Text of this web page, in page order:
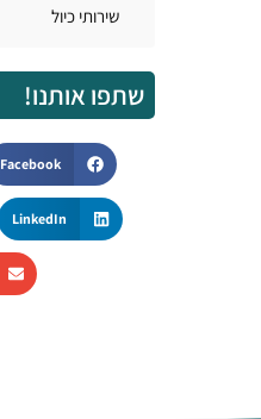
שירותי כיול
שתפו אותנו!
Facebook
LinkedIn